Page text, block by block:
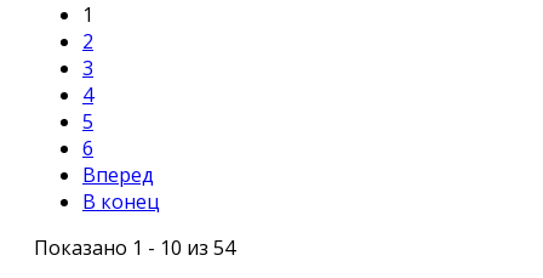
1
2
3
4
5
6
Вперед
В конец
Показано 1 - 10 из 54